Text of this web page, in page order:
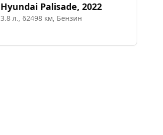
Hyundai Palisade, 2022
3.8 л., 62498 км, Бензин